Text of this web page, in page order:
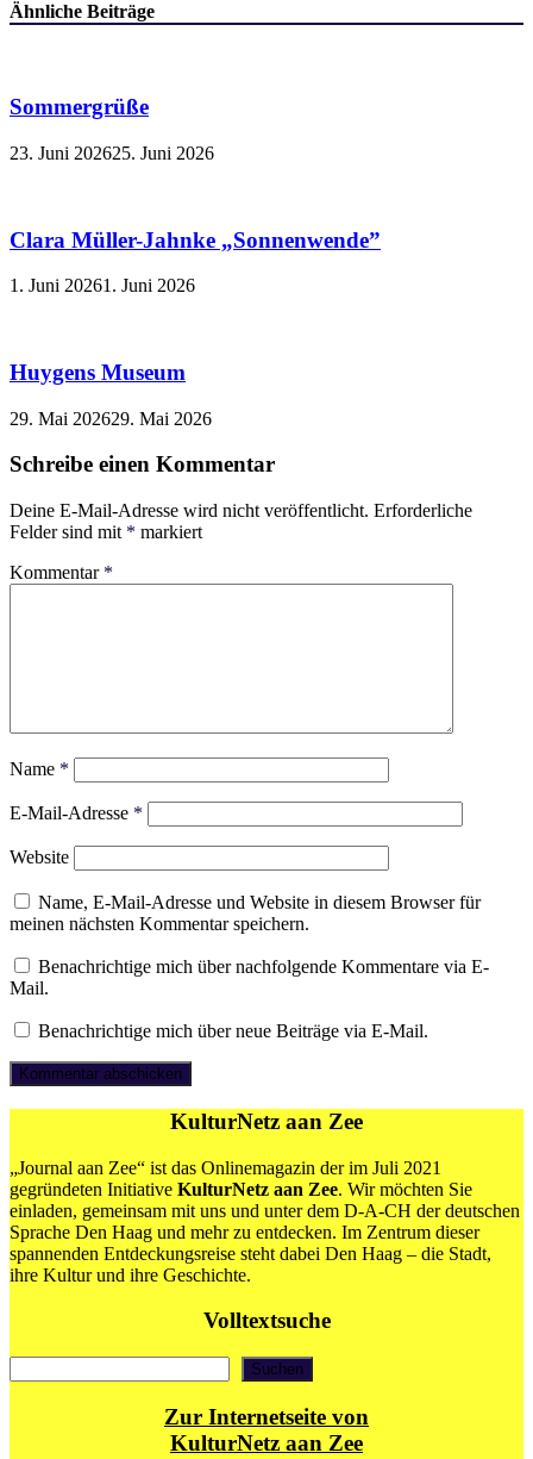
Ähnliche Beiträge
Sommergrüße
23. Juni 202625. Juni 2026
Clara Müller-Jahnke „Sonnenwende”
1. Juni 20261. Juni 2026
Huygens Museum
29. Mai 202629. Mai 2026
Schreibe einen Kommentar
Deine E-Mail-Adresse wird nicht veröffentlicht. Erforderliche
Felder sind mit * markiert
Kommentar *
Name *
E-Mail-Adresse *
Website
Name, E-Mail-Adresse und Website in diesem Browser für
meinen nächsten Kommentar speichern.
Benachrichtige mich über nachfolgende Kommentare via E-
Mail.
Benachrichtige mich über neue Beiträge via E-Mail.
KulturNetz aan Zee
„Journal aan Zee“ ist das Onlinemagazin der im Juli 2021
gegründeten Initiative KulturNetz aan Zee. Wir möchten Sie
einladen, gemeinsam mit uns und unter dem D-A-CH der deutschen
Sprache Den Haag und mehr zu entdecken. Im Zentrum dieser
spannenden Entdeckungsreise steht dabei Den Haag – die Stadt,
ihre Kultur und ihre Geschichte.
Volltextsuche
Suchen
Zur Internetseite von
KulturNetz aan Zee